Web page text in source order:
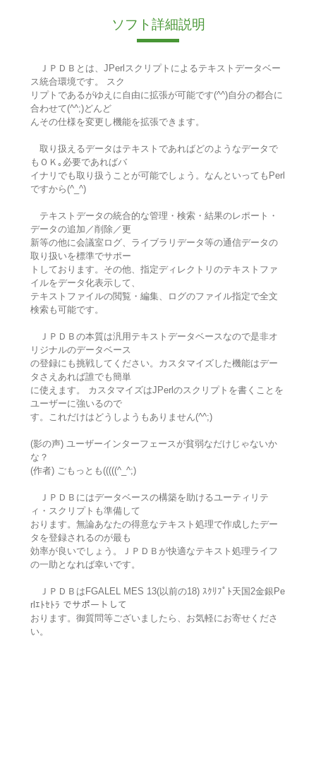
ソフト詳細説明
ＪＰＤＢとは、JPerlスクリプトによるテキストデータベー
ス統合環境です。 スク
リプトであるがゆえに自由に拡張が可能です(^^)自分の都合に
合わせて(^^;)どんど
んその仕様を変更し機能を拡張できます。
取り扱えるデータはテキストであればどのようなデータで
もＯＫ｡必要であればバ
イナリでも取り扱うことが可能でしょう。なんといってもPerl
ですから(^_^)
テキストデータの統合的な管理・検索・結果のレポート・
データの追加／削除／更
新等の他に会議室ログ、ライブラリデータ等の通信データの
取り扱いを標準でサポー
トしております。その他、指定ディレクトリのテキストファ
イルをデータ化表示して、
テキストファイルの閲覧・編集、ログのファイル指定で全文
検索も可能です。
ＪＰＤＢの本質は汎用テキストデータベースなので是非オ
リジナルのデータベース
の登録にも挑戦してください。カスタマイズした機能はデー
タさえあれば誰でも簡単
に使えます。 カスタマイズはJPerlのスクリプトを書くことを
ユーザーに強いるので
す。これだけはどうしようもありません(^^;)
(影の声) ユーザーインターフェースが貧弱なだけじゃないか
な？
(作者) ごもっとも(((((^_^;)
ＪＰＤＢにはデータベースの構築を助けるユーティリテ
ィ・スクリプトも準備して
おります。無論あなたの得意なテキスト処理で作成したデー
タを登録されるのが最も
効率が良いでしょう。ＪＰＤＢが快適なテキスト処理ライフ
の一助となれば幸いです。
ＪＰＤＢはFGALEL MES 13(以前の18) ｽｸﾘﾌﾟﾄ天国2金銀Pe
rlｴﾄｾﾄﾗ でサポートして
おります。御質問等ございましたら、お気軽にお寄せくださ
い。